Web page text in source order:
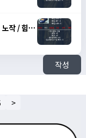
s0DLJJJg
작 / 힘3 /
s0DLJJJg
작성
>